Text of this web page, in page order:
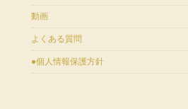
動画
よくある質問
●個人情報保護方針